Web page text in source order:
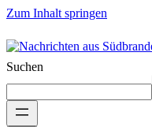
Zum Inhalt springen
Suchen